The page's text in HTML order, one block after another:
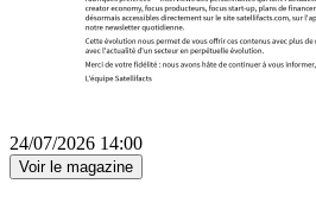
24/07/2026 14:00
Voir le magazine